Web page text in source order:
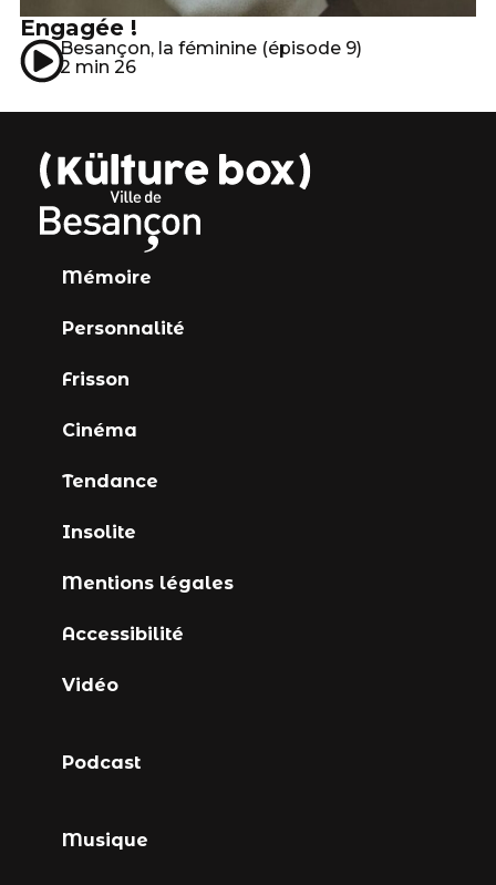
Engagée !
Besançon, la féminine (épisode 9)
2 min 26
Vidéo
Podcast
Musique
Mémoire
Personnalité
Frisson
Cinéma
Tendance
Insolite
Mentions légales
Accessibilité